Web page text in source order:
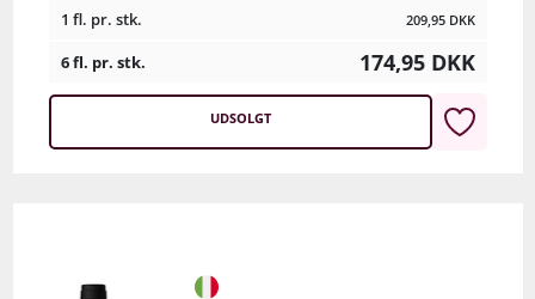
1 fl. pr. stk. 209,95 DKK
6 fl. pr. stk. 174,95 DKK
UDSOLGT